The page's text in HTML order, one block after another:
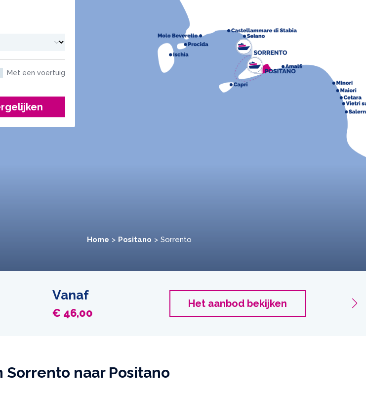
Met een voertuig
Home Positano Sorrento
Vanaf
€ 46,00
Het aanbod bekijken
2
Sorrento naar Positano